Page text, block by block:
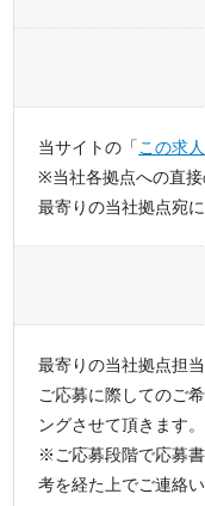
当サイトの「この求
※当社各拠点への直接
最寄りの当社拠点宛
最寄りの当社拠点担
ご応募に際してのご
ングさせて頂きます。
※ご応募段階で応募
考を経た上でご連絡い